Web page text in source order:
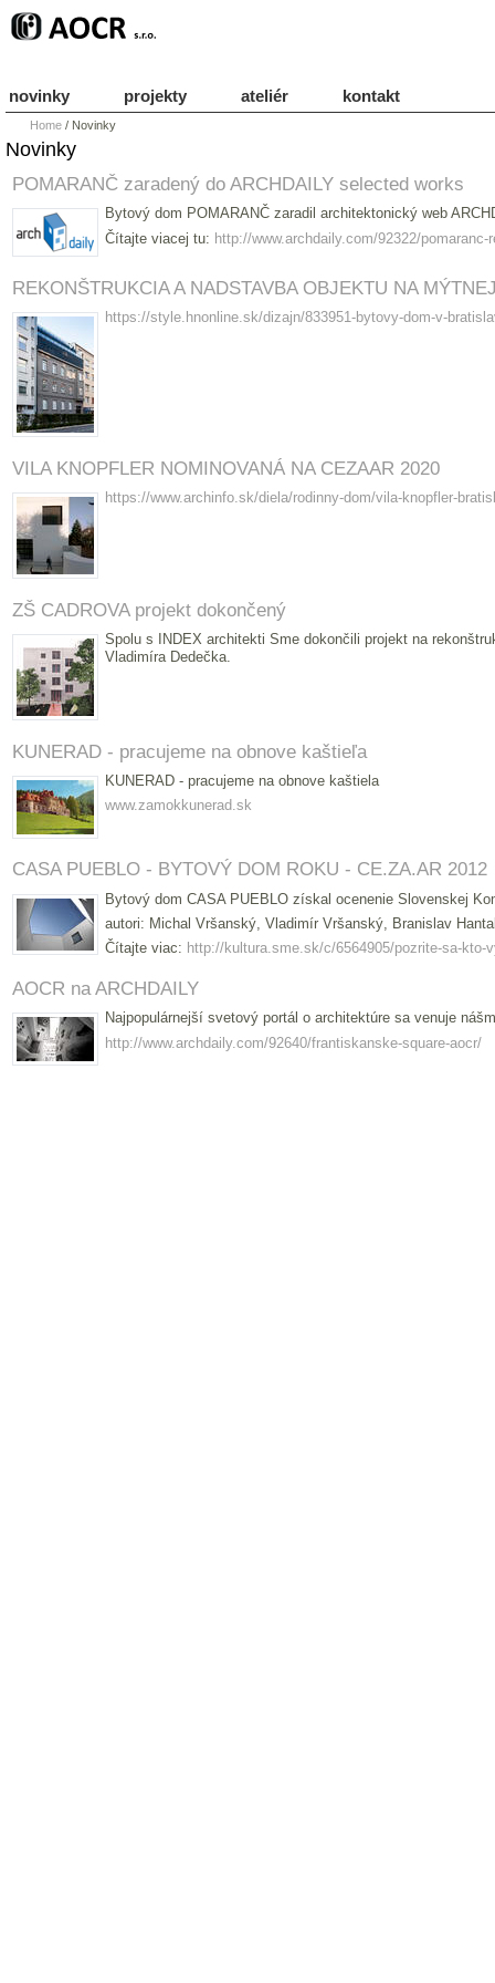
novinky projekty ateliér kontakt
Home / Novinky
Novinky
POMARANČ zaradený do ARCHDAILY selected works
Bytový dom POMARANČ zaradil architektonický web
Čítajte viacej tu: http://www.archdaily.com/92322/pomaranc-
REKONŠTRUKCIA A NADSTAVBA OBJEKTU NA
https://style.hnonline.sk/dizajn/833951-bytovy-dom-v-
VILA KNOPFLER NOMINOVANÁ NA CEZAAR 2020
https://www.archinfo.sk/diela/rodinny-dom/vila-knopfler-
ZŠ CADROVA projekt dokončený
Spolu s INDEX architekti Sme dokončili projekt na
Vladimíra Dedečka.
KUNERAD - pracujeme na obnove kaštieľa
KUNERAD - pracujeme na obnove kaštiela
www.zamokkunerad.sk
CASA PUEBLO - BYTOVÝ DOM ROKU - CE.ZA.AR 2012
Bytový dom CASA PUEBLO získal ocenenie Slovenskej
autori: Michal Vršanský, Vladimír Vršanský, Branislav
Čítajte viac: http://kultura.sme.sk/c/6564905/pozrite-sa-
AOCR na ARCHDAILY
Najpopulárnejší svetový portál o architektúre sa venuje
http://www.archdaily.com/92640/frantiskanske-square-aocr/